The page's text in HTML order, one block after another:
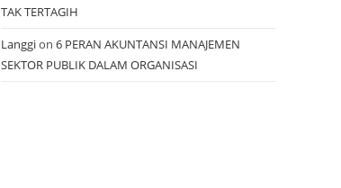
TAK TERTAGIH
Langgion 6 PERAN AKUNTANSI MANAJEMEN
SEKTOR PUBLIK DALAM ORGANISASI